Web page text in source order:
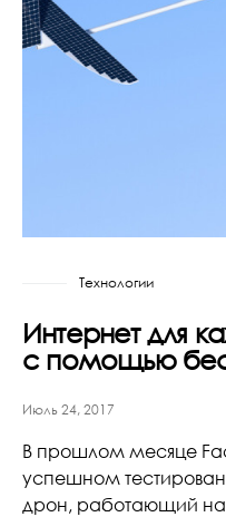
Технологии
Интернет для
с помощью
Июль 24, 2017
В прошлом месяце
успешном
дрон, работающий на